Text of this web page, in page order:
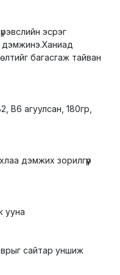
эсрэг
дэмжинэ.Ханиад
багасгаж тайван
В6 агуулсан, 180гр,
дэмжих зорилгүүр
ууна
сайтар уншиж